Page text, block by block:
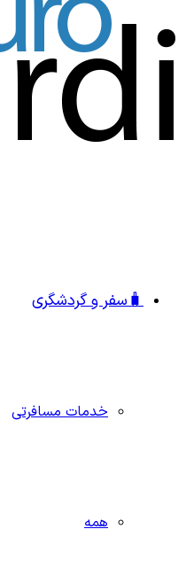
🧳سفر و گردشگری
خدمات مسافرتی
همه